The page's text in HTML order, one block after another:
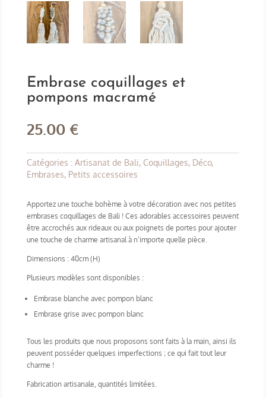
Embrase coquillages et
pompons macramé
25.00 €
Catégories : Artisanat de Bali, Coquillages, Déco,
Embrases, Petits accessoires
Apportez une touche bohème à votre décoration avec nos petites
embrases coquillages de Bali ! Ces adorables accessoires peuvent
être accrochés aux rideaux ou aux poignets de portes pour ajouter
une touche de charme artisanal à n’importe quelle pièce.
Dimensions : 40cm (H)
Plusieurs modèles sont disponibles :
Embrase blanche avec pompon blanc
Embrase grise avec pompon blanc
Tous les produits que nous proposons sont faits à la main, ainsi ils
peuvent posséder quelques imperfections ; ce qui fait tout leur
charme !
Fabrication artisanale, quantités limitées.